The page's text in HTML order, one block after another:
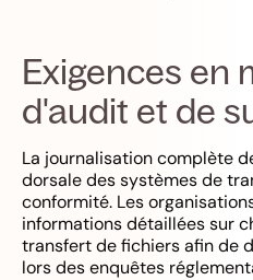
Exigences en
d'audit et de
La journalisation complète
dorsale des systèmes de
conformité. Les
informations détaillées sur
transfert de fichiers afin de
lors des enquêtes